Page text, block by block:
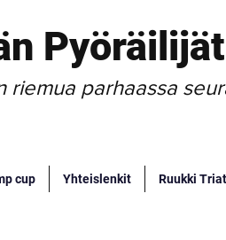
riemua parhaassa
cup Yhteislenkit Ruukki